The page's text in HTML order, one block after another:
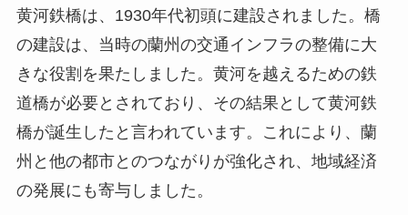
黄河鉄橋は、1930年代初頭に建設されました。橋
の建設は、当時の蘭州の交通インフラの整備に大
きな役割を果たしました。黄河を越えるための鉄
道橋が必要とされており、その結果として黄河鉄
橋が誕生したと言われています。これにより、蘭
州と他の都市とのつながりが強化され、地域経済
の発展にも寄与しました。